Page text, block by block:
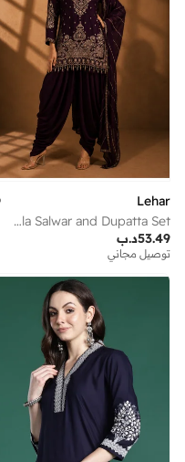
Lehar
Regal Plum Embroidered Straight Kurta with Patiala Salwar and Dupatta Set
د.ب53.49
توصيل مجاني